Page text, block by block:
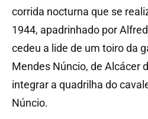
corrida nocturna que se
1944, apadrinhado por
cedeu a lide de um toiro da
Mendes Núncio, de Alcácer
integrar a quadrilha do
Núncio.